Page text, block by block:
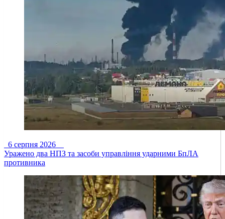
6 серпня 2026
Уражено два НПЗ та засоби управління ударними БпЛА
противника